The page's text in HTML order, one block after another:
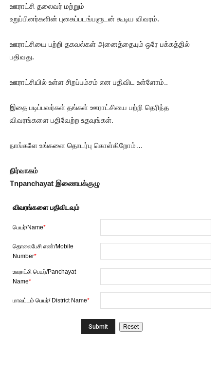
ஊராட்சி தலைவர் மற்றும்
உறுப்பினர்களின் புகைப்படங்பளுடன் கூடிய விவரம்.
ஊராட்சியை பற்றி தகவல்கள் அனைத்தையும் ஒரே பக்கத்தில்
பதிவது.
ஊராட்சியில் உள்ள சிறப்பம்சம் என பதிவிட உள்ளோம்..
இதை படிப்பவர்கள் தங்கள் ஊராட்சியை பற்றி தெரிந்த
விவரங்களை பதிவேற்ற உதவுங்கள்.
நாங்களே உங்களை தொடர்பு கொள்கிறோம்…
நிர்வாகம்
Tnpanchayat இணையக்குழு
விவரங்களை பதிவிடவும்
பெயர்/Name*
தொலைபேசி எண்/Mobile
Number*
ஊராட்சி பெயர்/Panchayat
Name*
மாவட்டம் பெயர்/ District Name*